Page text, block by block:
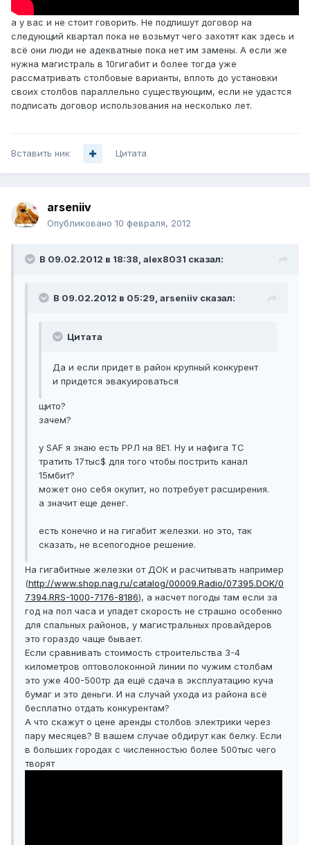
а у вас и не стоит говорить. Не подпишут договор на
следующий квартал пока не возьмут чего захотят как здесь и
всё они люди не адекватные пока нет им замены. А если же
нужна магистраль в 10гигабит и более тогда уже
рассматривать столбовые варианты, вплоть до установки
своих столбов параллельно существующим, если не удастся
подписать договор использования на несколько лет.
Вставить ник Цитата
arseniiv
Опубликовано 10 февраля, 2012
В 09.02.2012 в 18:38, alex8031 сказал:
В 09.02.2012 в 05:29, arseniiv сказал:
Цитата
Да и если придет в район крупный конкурент
и придется эвакуироваться
щито?
зачем?
у SAF я знаю есть РРЛ на 8Е1. Ну и нафига ТС
тратить 17тыс$ для того чтобы пострить канал
15мбит?
может оно себя окупит, но потребует расширения.
а значит еще денег.
есть конечно и на гигабит железки. но это, так
сказать, не всепогодное решение.
На гигабитные железки от ДОК и расчитывать например
(http://www.shop.nag.ru/catalog/00009.Radio/07395.DOK/0
7394.RRS-1000-7176-8186), а насчет погоды там если за
год на пол часа и упадет скорость не страшно особенно
для спальных районов, у магистральных провайдеров
это гораздо чаще бывает.
Если сравнивать стоимость строительства 3-4
километров оптоволоконной линии по чужим столбам
это уже 400-500тр да ещё сдача в эксплуатацию куча
бумаг и это деньги. И на случай ухода из района всё
бесплатно отдать конкурентам?
А что скажут о цене аренды столбов электрики через
пару месяцев? В вашем случае обдирут как белку. Если
в больших городах с численностью более 500тыс чего
творят